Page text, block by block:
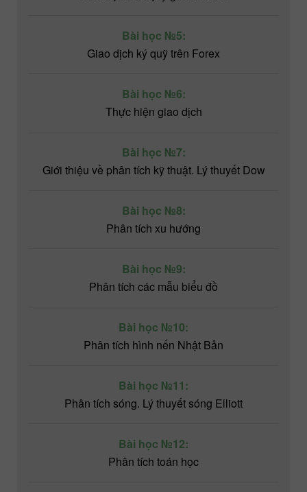
Bài học №5:
Giao dịch ký quỹ trên Forex
Bài học №6:
Thực hiện giao dịch
Bài học №7:
Giới thiệu về phân tích kỹ thuật. Lý thuyết Dow
Bài học №8:
Phân tích xu hướng
Bài học №9:
Phân tích các mẫu biểu đồ
Bài học №10:
Phân tích hình nến Nhật Bản
Bài học №11:
Phân tích sóng. Lý thuyết sóng Elliott
Bài học №12:
Phân tích toán học